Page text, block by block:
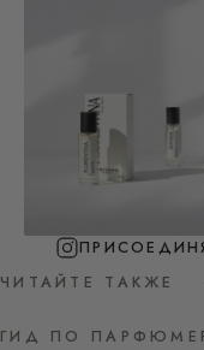
ЧИТАЙТЕ ТАКЖЕ
ГИД ПО